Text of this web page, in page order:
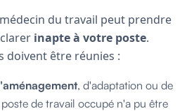
du travail peut prendre
inapte à votre poste.
doivent être réunies :
, d'adaptation ou de
de travail occupé n'a pu être